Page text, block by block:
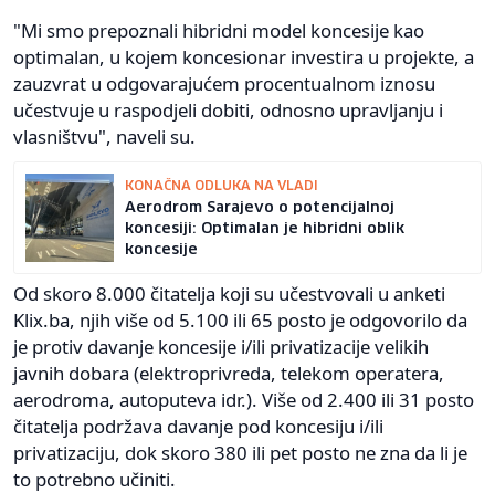
"Mi smo prepoznali hibridni model koncesije kao
optimalan, u kojem koncesionar investira u projekte, a
zauzvrat u odgovarajućem procentualnom iznosu
učestvuje u raspodjeli dobiti, odnosno upravljanju i
vlasništvu", naveli su.
KONAČNA ODLUKA NA VLADI
Aerodrom Sarajevo o potencijalnoj
koncesiji: Optimalan je hibridni oblik
koncesije
Od skoro 8.000 čitatelja koji su učestvovali u anketi
Klix.ba, njih više od 5.100 ili 65 posto je odgovorilo da
je protiv davanje koncesije i/ili privatizacije velikih
javnih dobara (elektroprivreda, telekom operatera,
aerodroma, autoputeva idr.). Više od 2.400 ili 31 posto
čitatelja podržava davanje pod koncesiju i/ili
privatizaciju, dok skoro 380 ili pet posto ne zna da li je
to potrebno učiniti.